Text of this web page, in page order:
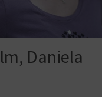
Daniela